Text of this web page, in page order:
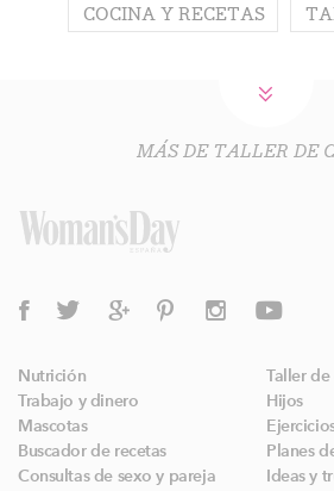
COCINA Y RECETAS
MÁS DE TALLER DE
Nutrición
Taller de
Trabajo y dinero
Hijos
Mascotas
Buscador de recetas
Planes
Consultas de sexo y pareja
Ideas y